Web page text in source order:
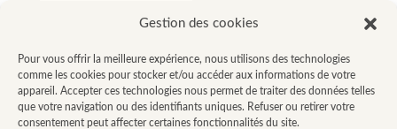
Gestion des cookies
Pour vous offrir la meilleure expérience, nous utilisons des technologies
comme les cookies pour stocker et/ou accéder aux informations de votre
appareil. Accepter ces technologies nous permet de traiter des données telles
que votre navigation ou des identifiants uniques. Refuser ou retirer votre
consentement peut affecter certaines fonctionnalités du site.
Lot de 4 bols
pour soupe à
l’oignon
5,00€